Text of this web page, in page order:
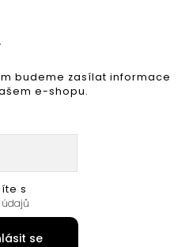
budeme zasílat informace
e-shopu.
s
se